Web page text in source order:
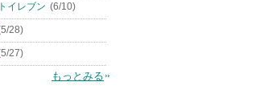
イレブン (6/10)
28)
27)
もっとみる